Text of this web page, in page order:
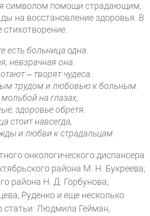
символом помощи страдающим,
на восстановление здоровья. В
есть больница одна.
невзрачная она.
– творят чудеса.
трудом и любовью к больным.
на глазах,
здоровье обретя.
стоит навсегда,
и любви к страдальцам.
онкологического диспансера
района М. Н. Букреева;
района Н. Д. Горбунова;
Руденко и еще несколько
статьи: Людмила Гейман,